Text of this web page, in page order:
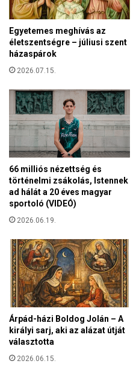
c
n
a
i
t
d
í
t
o
t
t
a
k
z
O
b
á
n
-
k
o
r
e
s
e
n
a
s
o
n
á
l
i
s
g
y
ü
ö
c
s
ö
k
e
t
é
s
Egyetemes meghívás az
életszentségre – júliusi szent
házaspárok
2026.07.15.
66 milliós nézettség és
történelmi zsákolás, Istennek
ad hálát a 20 éves magyar
sportoló (VIDEÓ)
2026.06.19.
Árpád-házi Boldog Jolán – A
királyi sarj, aki az alázat útját
választotta
2026.06.15.